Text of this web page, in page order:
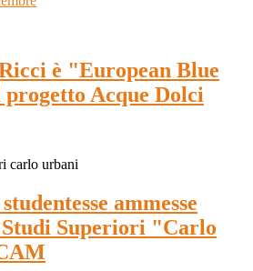
è "European Blue
Acque Dolci
ammesse
Superiori "Carlo